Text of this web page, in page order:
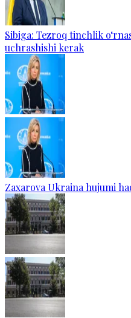
Sibiga: Tezroq tinchlik
uchrashishi kerak
Zaxarova Ukraina hujumi